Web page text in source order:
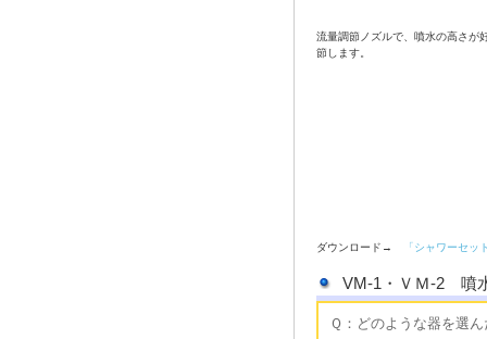
流量調節ノズルで、噴水の高さが
節します。
ダウンロード→ 「シャワーセッ
VM-1・ＶＭ-2 噴
Ｑ：どのような器を選